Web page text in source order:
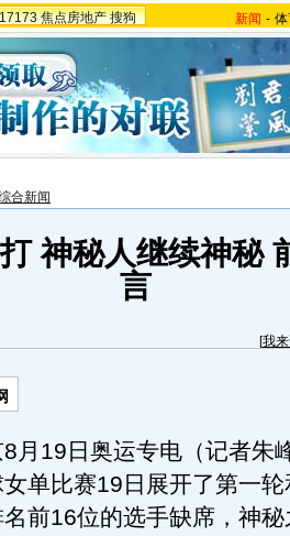
焦点房地产 搜狗 新闻 -
合新闻
神秘人继续神秘
言
[我
19日奥运专电（记者朱
单比赛19日展开了第一
前16位的选手缺席，神